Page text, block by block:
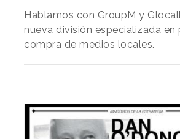
Hablamos con GroupM y
nueva división especializada
compra de medios locales.